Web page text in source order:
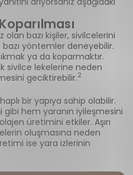
bazı kişiler, sivilcelerini
yöntemler deneyebilir.
ya da koparmaktır.
sivilce lekelerine neden
geciktirebilir.2
bir yapıya sahip olabilir.
hem yaranın iyileşmesini
üretimini etkiler. Aşırı
oluşmasına neden
ise yara izlerinin